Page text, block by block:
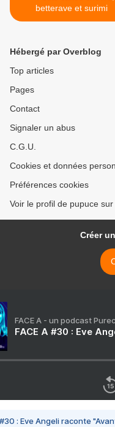
betterave et surimi
Hébergé par Overblog
Top articles
Pages
Contact
Signaler un abus
C.G.U.
Cookies et données
Préférences cookies
Voir le profil de pupuce
Créer
FACE A - un podcast
FACE A #30 : Eve
#30 : Eve Angeli raconte